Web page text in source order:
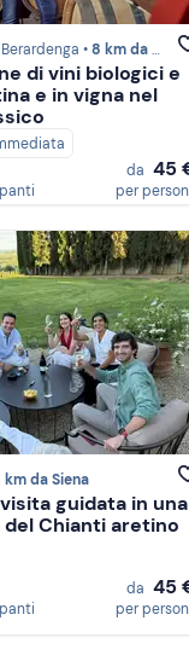
•8 km da Siena
di vini biologici e
e in vigna nel
da 45
per
km da Siena
guidata in una
Chianti aretino
da 45
per